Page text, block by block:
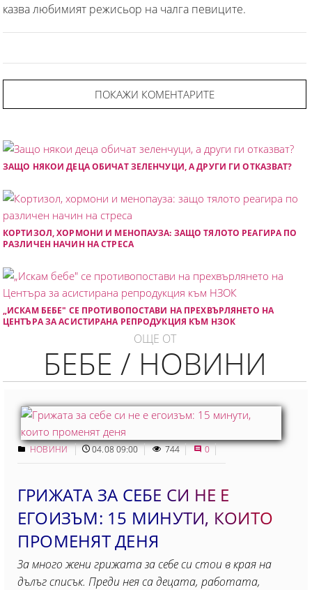
казва любимият режисьор на чалга певиците.
ПОКАЖИ КОМЕНТАРИТЕ
ЗАЩО НЯКОИ ДЕЦА ОБИЧАТ ЗЕЛЕНЧУЦИ, А ДРУГИ ГИ ОТКАЗВАТ?
КОРТИЗОЛ, ХОРМОНИ И МЕНОПАУЗА: ЗАЩО ТЯЛОТО РЕАГИРА ПО
РАЗЛИЧЕН НАЧИН НА СТРЕСА
„ИСКАМ БЕБЕ" СЕ ПРОТИВОПОСТАВИ НА ПРЕХВЪРЛЯНЕТО НА
ЦЕНТЪРА ЗА АСИСТИРАНА РЕПРОДУКЦИЯ КЪМ НЗОК
ОЩЕ ОТ
БЕБЕ / НОВИНИ
НОВИНИ 04.08 09:00 744 0
ГРИЖАТА ЗА СЕБЕ СИ НЕ Е
ЕГОИЗЪМ: 15 МИНУТИ, КОИТO
ПРОМЕНЯТ ДЕНЯ
За много жени грижата за себе си стои в края на
дълъг списък. Преди нея са децата, работата,